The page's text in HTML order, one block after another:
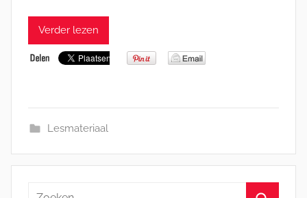
Verder lezen
Lesmateriaal
Zoeken